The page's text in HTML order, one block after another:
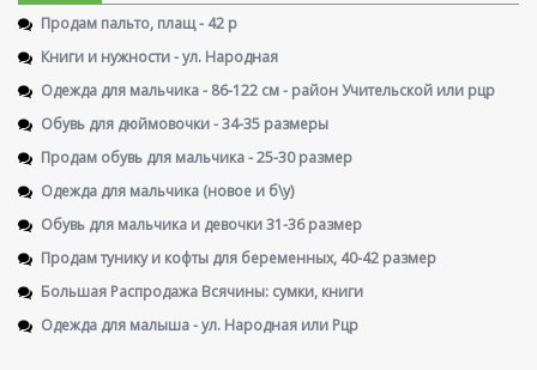
Продам пальто, плащ - 42 р
Книги и нужности - ул. Народная
Одежда для мальчика - 86-122 см - район Учительской или рцр
Обувь для дюймовочки - 34-35 размеры
Продам обувь для мальчика - 25-30 размер
Одежда для мальчика (новое и б\у)
Обувь для мальчика и девочки 31-36 размер
Продам тунику и кофты для беременных, 40-42 размер
Большая Распродажа Всячины: сумки, книги
Одежда для малыша - ул. Народная или Рцр